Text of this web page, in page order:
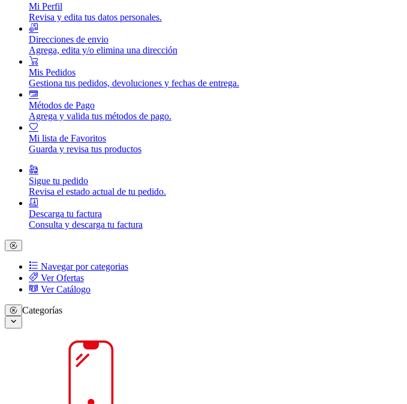
Mi Perfil
Revisa y edita tus datos personales.
Direcciones de envio
Agrega, edita y/o elimina una dirección
Mis Pedidos
Gestiona tus pedidos, devoluciones y fechas de entrega.
Métodos de Pago
Agrega y valida tus métodos de pago.
Mi lista de Favoritos
Guarda y revisa tus productos
Sigue tu pedido
Revisa el estado actual de tu pedido.
Descarga tu factura
Consulta y descarga tu factura
Navegar por categorias
Ver Ofertas
Ver Catálogo
Categorías